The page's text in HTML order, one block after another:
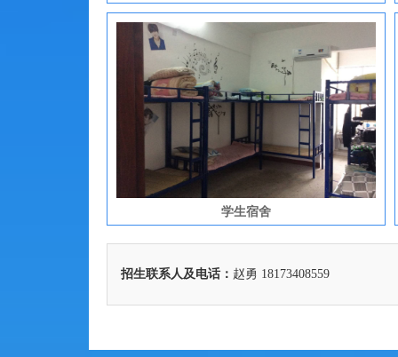
学生宿舍
招生联系人及电话： 赵勇 18173408559